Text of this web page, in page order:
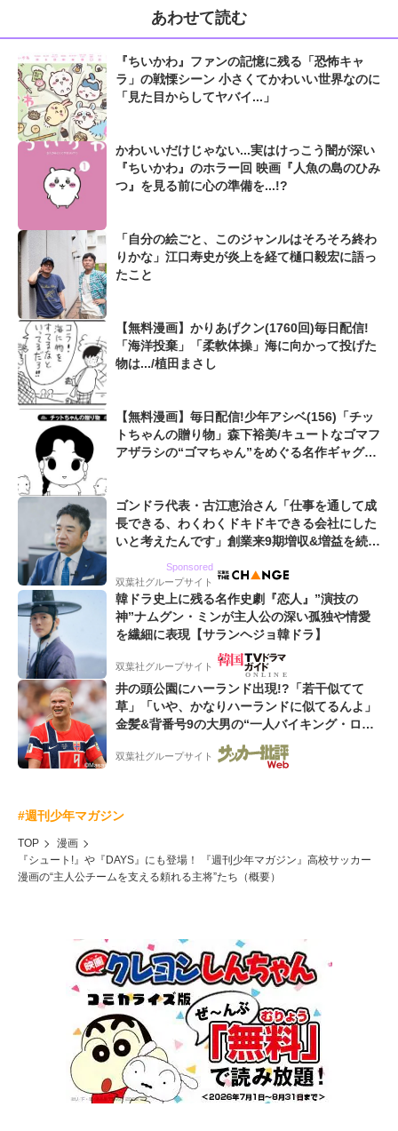
あわせて読む
『ちいかわ』ファンの記憶に残る「恐怖キャ
ラ」の戦慄シーン 小さくてかわいい世界なのに
「見た目からしてヤバイ...」
かわいいだけじゃない...実はけっこう闇が深い
『ちいかわ』のホラー回 映画『人魚の島のひみ
つ』を見る前に心の準備を...!?
「自分の絵ごと、このジャンルはそろそろ終わ
りかな」江口寿史が炎上を経て樋口毅宏に語っ
たこと
【無料漫画】かりあげクン(1760回)毎日配信!
「海洋投棄」「柔軟体操」海に向かって投げた
物は.../植田まさし
【無料漫画】毎日配信!少年アシベ(156)「チッ
トちゃんの贈り物」森下裕美/キュートなゴマフ
アザラシの“ゴマちゃん”をめぐる名作ギャグ4
ゴンドラ代表・古江恵治さん「仕事を通して成
長できる、わくわくドキドキできる会社にした
いと考えたんです」創業来9期増収&増益を続け
Sponsored
双葉社グループサイト
韓ドラ史上に残る名作史劇『恋人』”演技の
神”ナムグン・ミンが主人公の深い孤独や情愛
を繊細に表現【サランヘジョ韓ドラ】
双葉社グループサイト
井の頭公園にハーランド出現!?「若干似てて
草」「いや、かなりハーランドに似てるんよ」
金髪&背番号9の大男の“一人バイキング・ロ
ー”映像が話題!「元気をもらった」
双葉社グループサイト
#週刊少年マガジン
TOP
漫画
『シュート!』や『DAYS』にも登場！ 『週刊少年マガジン』高校サッカー
漫画の“主人公チームを支える頼れる主将”たち（概要）